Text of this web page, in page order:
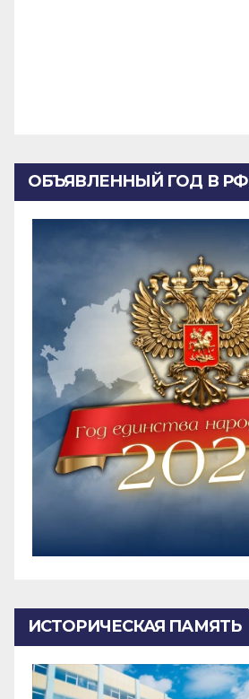
ОБЪЯВЛЕННЫЙ ГОД В РФ
ИСТОРИЧЕСКАЯ ПАМЯТЬ